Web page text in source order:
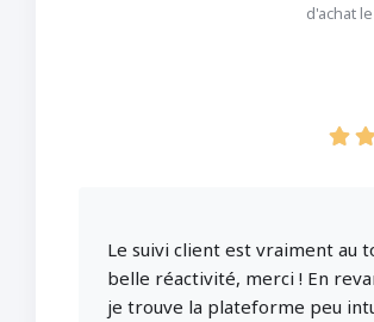
d'achat
Le suivi client est vraiment au
belle réactivité, merci ! En
je trouve la plateforme peu